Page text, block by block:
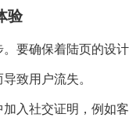
验
要确保着陆页的设
致用户流失。
入社交证明，例如